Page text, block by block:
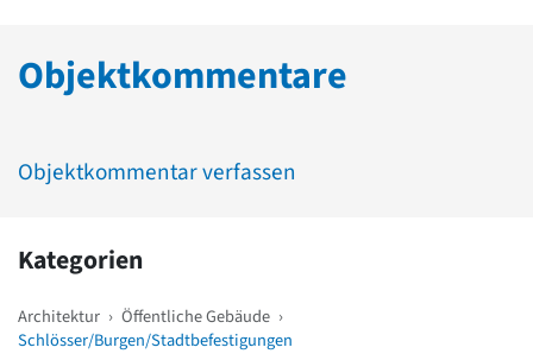
Objektkommentare
Objektkommentar verfassen
Kategorien
Architektur › Öffentliche Gebäude ›
Schlösser/Burgen/Stadtbefestigungen